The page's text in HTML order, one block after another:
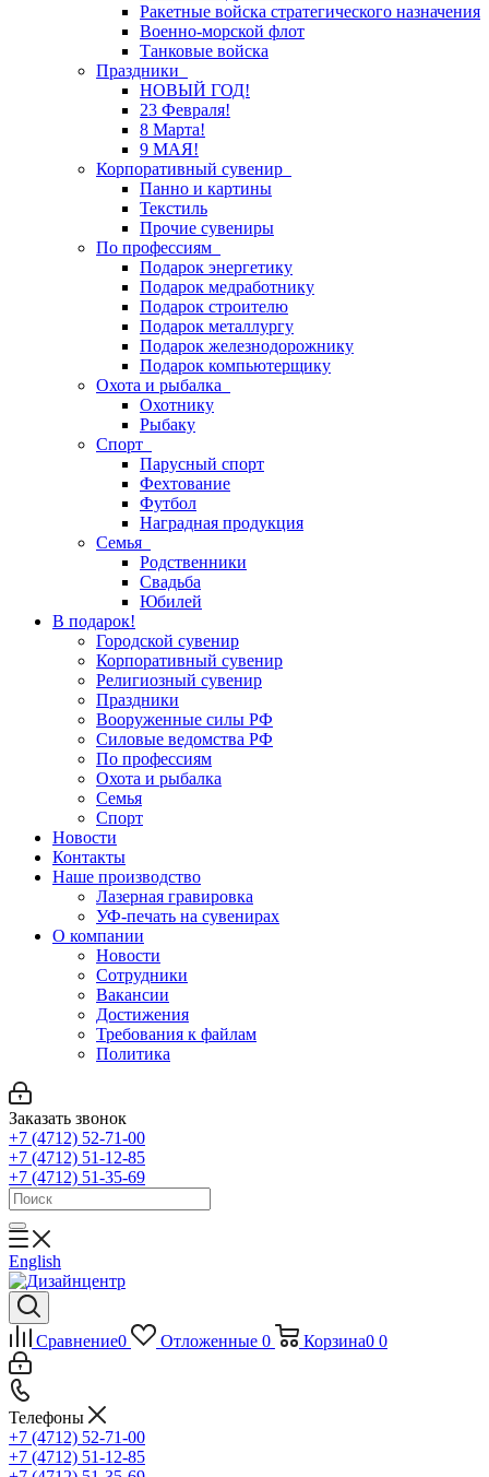
Ракетные войска стратегического назначения
Военно-морской флот
Танковые войска
Праздники
НОВЫЙ ГОД!
23 Февраля!
8 Марта!
9 МАЯ!
Корпоративный сувенир
Панно и картины
Текстиль
Прочие сувениры
По профессиям
Подарок энергетику
Подарок медработнику
Подарок строителю
Подарок металлургу
Подарок железнодорожнику
Подарок компьютерщику
Охота и рыбалка
Охотнику
Рыбаку
Спорт
Парусный спорт
Фехтование
Футбол
Наградная продукция
Семья
Родственники
Свадьба
Юбилей
В подарок!
Городской сувенир
Корпоративный сувенир
Религиозный сувенир
Праздники
Вооруженные силы РФ
Силовые ведомства РФ
По профессиям
Охота и рыбалка
Семья
Спорт
Новости
Контакты
Наше производство
Лазерная гравировка
УФ-печать на сувенирах
О компании
Новости
Сотрудники
Вакансии
Достижения
Требования к файлам
Политика
Заказать звонок
+7 (4712) 52-71-00
+7 (4712) 51-12-85
+7 (4712) 51-35-69
English
Сравнение0 Отложенные 0 Корзина0 0
Телефоны
+7 (4712) 52-71-00
+7 (4712) 51-12-85